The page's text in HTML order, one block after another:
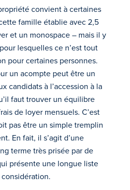
convient à certaines
famille établie avec 2,5
et un monospace – mais il y
lesquelles ce n’est tout
pour certaines personnes.
un acompte peut être un
candidats à l’accession à la
faut trouver un équilibre
de loyer mensuels. C’est
pas être un simple tremplin
En fait, il s’agit d’une
terme très prisée par de
présente une longue liste